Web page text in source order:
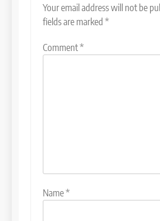
Your email address will not be
fields are marked *
Comment*
Name*